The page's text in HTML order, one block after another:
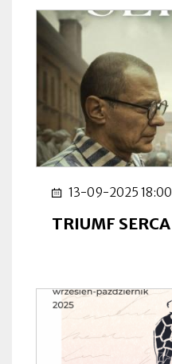
13-09-2025 18:00
TRIUMF SERCA